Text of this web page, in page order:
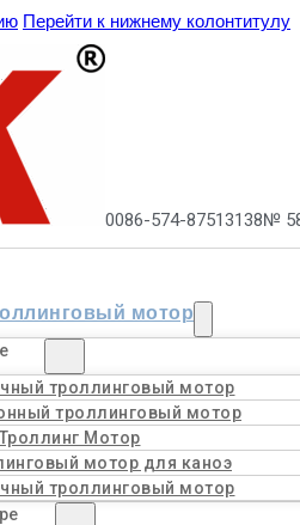
Перейти к нижнему колонтитулу
0086-574-87513138№
мотор
троллинговый мотор
троллинговый мотор
Мотор
мотор для каноэ
троллинговый мотор